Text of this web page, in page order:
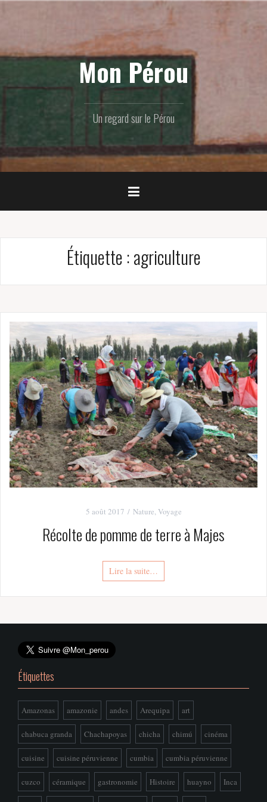
Mon Pérou
Un regard sur le Pérou
Étiquette :agriculture
5 août 2017 Nature Voyage
Récolte de pomme de terre à Majes
Lire la suite…
Étiquettes
Amazonas amazonie andes Arequipa art
chabuca granda Chachapoyas chicha chimú cinéma
cuisine cuisine péruvienne cumbia cumbia péruvienne
cuzco céramique gastronomie Histoire huayno Inca